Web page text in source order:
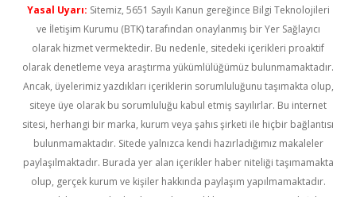
Yasal Uyarı: Sitemiz, 5651 Sayılı Kanun gereğince Bilgi Teknolojileri
ve İletişim Kurumu (BTK) tarafından onaylanmış bir Yer Sağlayıcı
olarak hizmet vermektedir. Bu nedenle, sitedeki içerikleri proaktif
olarak denetleme veya araştırma yükümlülüğümüz bulunmamaktadır.
Ancak, üyelerimiz yazdıkları içeriklerin sorumluluğunu taşımakta olup,
siteye üye olarak bu sorumluluğu kabul etmiş sayılırlar. Bu internet
sitesi, herhangi bir marka, kurum veya şahıs şirketi ile hiçbir bağlantısı
bulunmamaktadır. Sitede yalnızca kendi hazırladığımız makaleler
paylaşılmaktadır. Burada yer alan içerikler haber niteliği taşımamakta
olup, gerçek kurum ve kişiler hakkında paylaşım yapılmamaktadır.